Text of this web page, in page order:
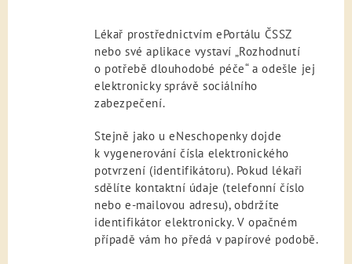
Lékař prostřednictvím ePortálu ČSSZ
nebo své aplikace vystaví „Rozhodnutí
o potřebě dlouhodobé péče“ a odešle jej
elektronicky správě sociálního
zabezpečení.
Stejně jako u eNeschopenky dojde
k vygenerování čísla elektronického
potvrzení (identifikátoru). Pokud lékaři
sdělíte kontaktní údaje (telefonní číslo
nebo e-mailovou adresu), obdržíte
identifikátor elektronicky. V opačném
případě vám ho předá v papírové podobě.